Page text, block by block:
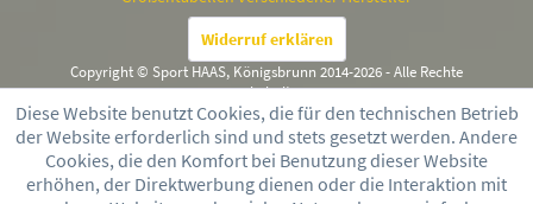
Widerruf erklären
Copyright © Sport HAAS, Königsbrunn 2014-2026 - Alle Rechte
vorbehalten
Diese Website benutzt Cookies, die für den technischen Betrieb
der Website erforderlich sind und stets gesetzt werden. Andere
Cookies, die den Komfort bei Benutzung dieser Website
erhöhen, der Direktwerbung dienen oder die Interaktion mit